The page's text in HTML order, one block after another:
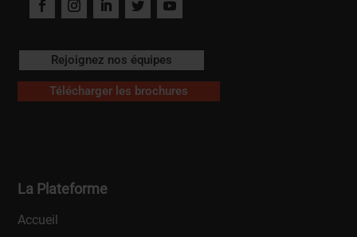
Rejoignez nos équipes
Télécharger les brochures
La Plateforme
Accueil